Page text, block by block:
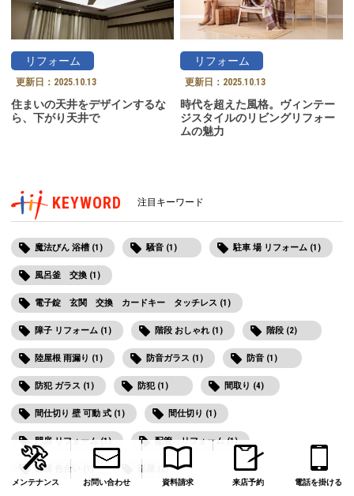
リフォーム
更新日： 2025.10.13
住まいの天井をデザインするな
ら、下がり天井で
リフォーム
更新日： 2025.10.13
時代を超えた風格。ヴィンテー
ジスタイルのリビングリフォー
ムの魅力
KEYWORD 注目キーワード
魔法びん 浴槽 (1) 騒音 (1) 駐車 場 リフォーム (1)
風呂釜 交換 (1)
電子錠 玄関 交換 カードキー タッチレス (1)
障子 リフォーム (1) 階段 おしゃれ (1) 階段 (2)
陸屋根 雨漏り (1) 防音ガラス (1) 防音 (1)
防犯 ガラス (1) 防犯 (1) 間取り (4)
間仕切り 壁 可動 式 (1) 間仕切り (1)
門扉 リフォーム (1) 配管 リフォーム (1)
部屋 色合い (1) 部屋 (2)
メンテナンス お問い合わせ 資料請求 来店予約 電話を掛ける